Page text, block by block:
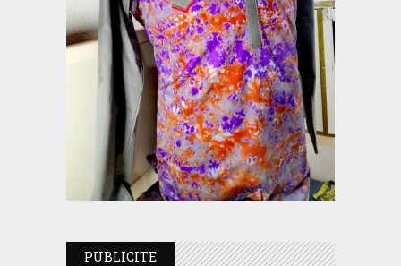
PUBLICITE